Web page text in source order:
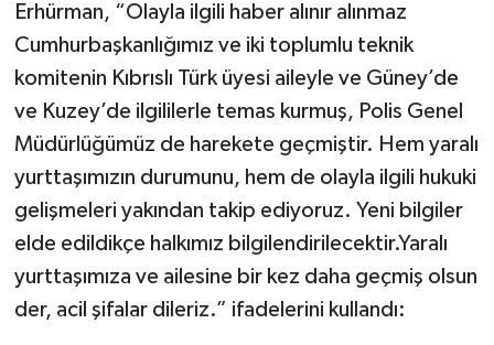
Erhürman, “Olayla ilgili haber alınır alınmaz
Cumhurbaşkanlığımız ve iki toplumlu teknik
komitenin Kıbrıslı Türk üyesi aileyle ve Güney’de
ve Kuzey’de ilgililerle temas kurmuş, Polis Genel
Müdürlüğümüz de harekete geçmiştir. Hem yaralı
yurttaşımızın durumunu, hem de olayla ilgili hukuki
gelişmeleri yakından takip ediyoruz. Yeni bilgiler
elde edildikçe halkımız bilgilendirilecektir.Yaralı
yurttaşımıza ve ailesine bir kez daha geçmiş olsun
der, acil şifalar dileriz.” ifadelerini kullandı: